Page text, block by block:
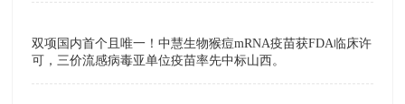
双项国内首个且唯一！中慧生物猴痘mRNA疫苗获FDA临床许
可，三价流感病毒亚单位疫苗率先中标山西。